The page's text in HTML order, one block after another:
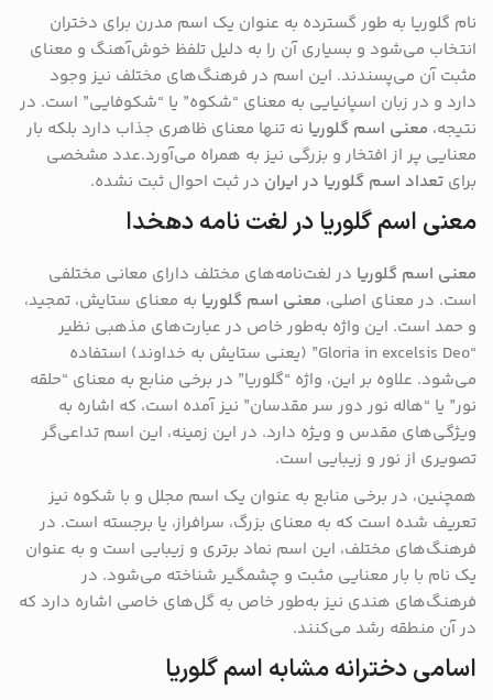
نام گلوریا به طور گسترده به عنوان یک اسم مدرن برای دختران
انتخاب می‌شود و بسیاری آن را به دلیل تلفظ خوش‌آهنگ و معنای
مثبت آن می‌پسندند. این اسم در فرهنگ‌های مختلف نیز وجود
دارد و در زبان اسپانیایی به معنای “شکوه” یا “شکوفایی” است. در
نتیجه، معنی اسم گلوریا نه تنها معنای ظاهری جذاب دارد بلکه بار
معنایی پر از افتخار و بزرگی نیز به همراه می‌آورد.عدد مشخصی
برای تعداد اسم گلوریا در ایران در ثبت احوال ثبت نشده.
معنی اسم گلوریا در لغت نامه دهخدا
معنی اسم گلوریا در لغت‌نامه‌های مختلف دارای معانی مختلفی
است. در معنای اصلی، معنی اسم گلوریا به معنای ستایش، تمجید،
و حمد است. این واژه به‌طور خاص در عبارت‌های مذهبی نظیر
“Gloria in excelsis Deo” (یعنی ستایش به خداوند) استفاده
می‌شود. علاوه بر این، واژه “گلوریا” در برخی منابع به معنای “حلقه
نور” یا “هاله نور دور سر مقدسان” نیز آمده است، که اشاره به
ویژگی‌های مقدس و ویژه دارد. در این زمینه، این اسم تداعی‌گر
تصویری از نور و زیبایی است​.
همچنین، در برخی منابع به عنوان یک اسم مجلل و با شکوه نیز
تعریف شده است که به معنای بزرگ، سرافراز، یا برجسته است. در
فرهنگ‌های مختلف، این اسم نماد برتری و زیبایی است و به عنوان
یک نام با بار معنایی مثبت و چشمگیر شناخته می‌شود. در
فرهنگ‌های هندی نیز به‌طور خاص به گل‌های خاصی اشاره دارد که
در آن منطقه رشد می‌کنند​.
اسامی دخترانه مشابه اسم گلوریا